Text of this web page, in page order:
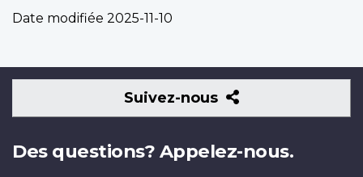
Date modifiée 2025-11-10
Suivez-nous
Suivez-
nous
Des questions? Appelez-nous.